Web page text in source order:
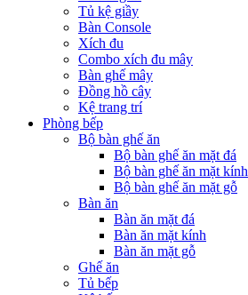
Tủ kệ giầy
Bàn Console
Xích đu
Combo xích đu mây
Bàn ghế mây
Đồng hồ cây
Kệ trang trí
Phòng bếp
Bộ bàn ghế ăn
Bộ bàn ghế ăn mặt đá
Bộ bàn ghế ăn mặt kính
Bộ bàn ghế ăn mặt gỗ
Bàn ăn
Bàn ăn mặt đá
Bàn ăn mặt kính
Bàn ăn mặt gỗ
Ghế ăn
Tủ bếp